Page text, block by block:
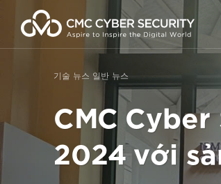
기
기술 뉴스 일반 뉴스
CMC
2024 với